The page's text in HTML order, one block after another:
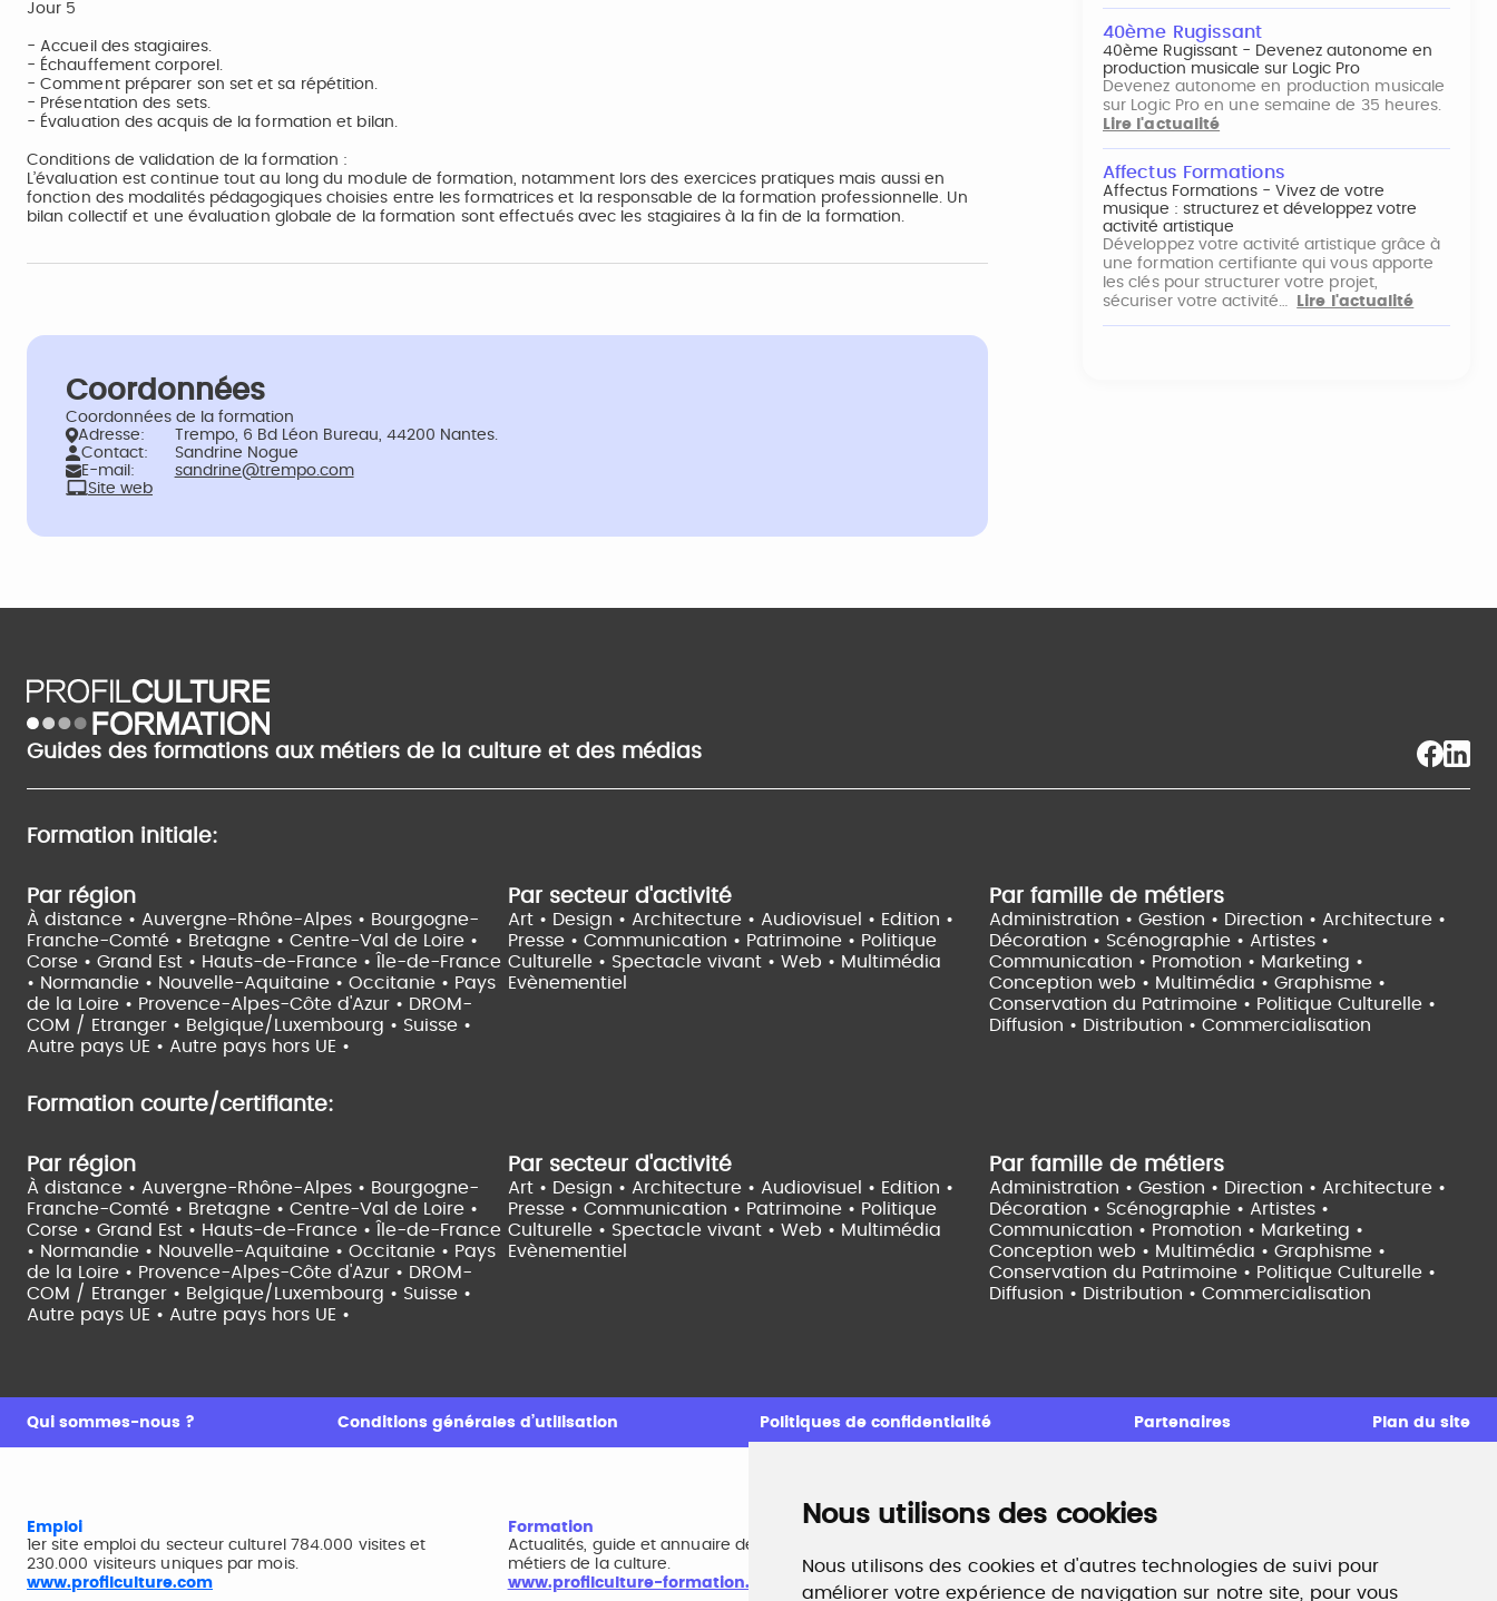
Nous utilisons des cookies
Nous utilisons des cookies et d'autres technologies de suivi pour
améliorer votre expérience de navigation sur notre site, pour vous
Jour 5
- Accueil des stagiaires.
- Échauffement corporel.
- Comment préparer son set et sa répétition.
- Présentation des sets.
- Évaluation des acquis de la formation et bilan.
Conditions de validation de la formation :
L’évaluation est continue tout au long du module de formation, notamment lors des exercices pratiques mais aussi en
fonction des modalités pédagogiques choisies entre les formatrices et la responsable de la formation professionnelle. Un
bilan collectif et une évaluation globale de la formation sont effectués avec les stagiaires à la fin de la formation.
Coordonnées
Coordonnées de la formation
Adresse:
Trempo, 6 Bd Léon Bureau, 44200 Nantes.
Contact:
Sandrine Nogue
E-mail:
sandrine@trempo.com
Site web
40ème Rugissant
40ème Rugissant - Devenez autonome en
production musicale sur Logic Pro
Devenez autonome en production musicale
sur Logic Pro en une semaine de 35 heures.
Lire l'actualité
Affectus Formations
Affectus Formations - Vivez de votre
musique : structurez et développez votre
activité artistique
Développez votre activité artistique grâce à
une formation certifiante qui vous apporte
les clés pour structurer votre projet,
sécuriser votre activité…
Lire l'actualité
Guides des formations aux métiers de la culture et des médias
Formation initiale:
Par région
À distance • Auvergne-Rhône-Alpes • Bourgogne-
Franche-Comté • Bretagne • Centre-Val de Loire •
Corse • Grand Est • Hauts-de-France •
Île-de-France
• Normandie • Nouvelle-Aquitaine • Occitanie • Pays
de la Loire • Provence-Alpes-Côte d'Azur • DROM-
COM / Etranger • Belgique/Luxembourg • Suisse •
Autre pays UE • Autre pays hors UE •
Par secteur d'activité
Art • Design • Architecture • Audiovisuel • Edition •
Presse • Communication • Patrimoine • Politique
Culturelle • Spectacle vivant • Web • Multimédia
Evènementiel
Par famille de métiers
Administration • Gestion • Direction • Architecture •
Décoration • Scénographie • Artistes •
Communication • Promotion • Marketing •
Conception web • Multimédia • Graphisme •
Conservation du Patrimoine • Politique Culturelle •
Diffusion • Distribution • Commercialisation
Formation courte/certifiante:
Par région
À distance • Auvergne-Rhône-Alpes • Bourgogne-
Franche-Comté • Bretagne • Centre-Val de Loire •
Corse • Grand Est • Hauts-de-France •
Île-de-France
• Normandie • Nouvelle-Aquitaine • Occitanie • Pays
de la Loire • Provence-Alpes-Côte d'Azur • DROM-
COM / Etranger • Belgique/Luxembourg • Suisse •
Autre pays UE • Autre pays hors UE •
Par secteur d'activité
Art • Design • Architecture • Audiovisuel • Edition •
Presse • Communication • Patrimoine • Politique
Culturelle • Spectacle vivant • Web • Multimédia
Evènementiel
Par famille de métiers
Administration • Gestion • Direction • Architecture •
Décoration • Scénographie • Artistes •
Communication • Promotion • Marketing •
Conception web • Multimédia • Graphisme •
Conservation du Patrimoine • Politique Culturelle •
Diffusion • Distribution • Commercialisation
Qui sommes-nous ? Conditions générales d’utilisation Politiques de confidentialité Partenaires Plan du site
Emploi
1er site emploi du secteur culturel 784.000 visites et
230.000 visiteurs uniques par mois.
www.profilculture.com
Formation
Actualités, guide et annuaire des formations aux
métiers de la culture.
www.profilculture-formation.com
Accompagnement professionnel
recherche d'emploi, entretien conseil.
www.profilculture-competences.com